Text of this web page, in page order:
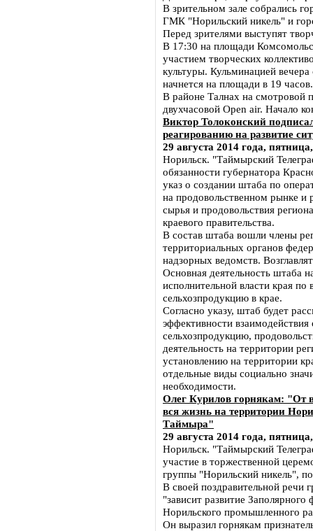
В зрительном зале собрались
ГМК "Норильский никель" и
Перед зрителями выступят
В 17:30 на площади
участием творческих
культуры. Кульминацией
начнется на площади в 19 часов.
В районе Талнах на смотровой
двухчасовой Open air. Начало
Виктор Толоконский
реагированию на развитие
29 августа 2014 года,
Норильск. "Таймырский
обязанности губернатора
указ о создании штаба по
на продовольственном рынке и
сырья и продовольствия
краевого правительства.
В состав штаба вошли члены
территориальных органов
надзорных ведомств.
Основная деятельность штаба
исполнительной власти края
сельхозпродукцию в крае.
Согласно указу, штаб будет
эффективности
сельхозпродукцию,
деятельность на территории
установлению на территории
отдельные виды социально
необходимости.
Олег Курилов горнякам: "От
вся жизнь на территории
Таймыра"
29 августа 2014 года,
Норильск. "Таймырский
участие в торжественной
группы "Норильский никель",
В своей поздравительной речи
"зависит развитие
Норильского промышленного
Он выразил горнякам